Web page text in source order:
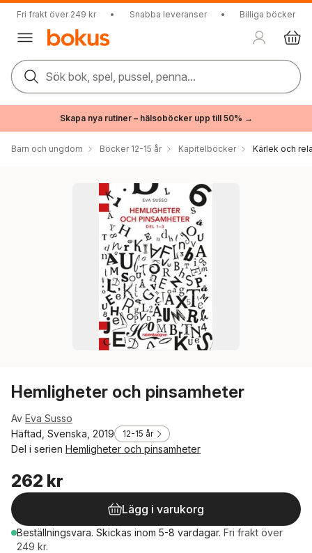
Fri frakt över 249 kr • Snabba leveranser • Billiga böcker
Sök bok, spel, pussel, penna...
Skapa nya rutiner – hälsoböcker upp till 50% →
Barn och ungdom Böcker 12-15 år Kapitelböcker Kärlek och
Hemligheter och pinsamheter
Av Eva Susso
Häftad, Svenska, 2019
12-15 år
Del i serien Hemligheter och pinsamheter
262 kr
Lägg i varukorg
Beställningsvara. Skickas inom 5-8 vardagar. Fri frakt över
249 kr.